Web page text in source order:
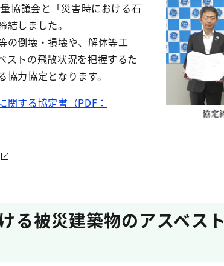
協議会と「災害時における石
しました。
の倒壊・損壊や、解体等工
ストの飛散状況を把握するた
力協定となります。
関する協定書（PDF：
る被災建築物のアスベス